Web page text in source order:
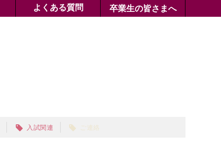
よくある質問 卒業生の皆さまへ
入試関連 ご連絡